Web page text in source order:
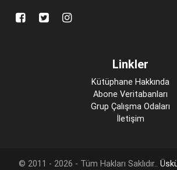
Linkler
Kütüphane Hakkında
Abone Veritabanları
Grup Çalışma Odaları
İletişim
© 2011 - 2026 - Tüm Hakları Saklıdır..